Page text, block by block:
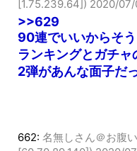
[1.75.239.64])
>>629
90連でいいからそ
ランキングとガチャ